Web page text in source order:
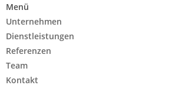
Menü
Unternehmen
Dienstleistungen
Referenzen
Team
Kontakt